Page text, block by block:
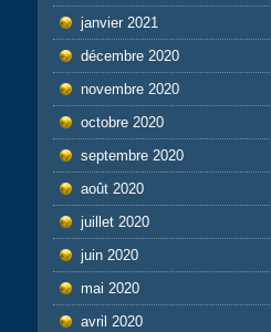
janvier 2021
décembre 2020
novembre 2020
octobre 2020
septembre 2020
août 2020
juillet 2020
juin 2020
mai 2020
avril 2020